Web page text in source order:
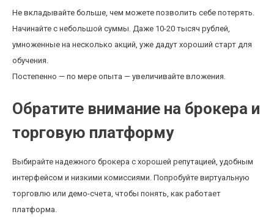
Не вкладывайте больше, чем можете позволить себе потерять.
Начинайте с небольшой суммы. Даже 10-20 тысяч рублей,
умноженные на несколько акций, уже дадут хороший старт для
обучения.
Постепенно — по мере опыта — увеличивайте вложения.
Обратите внимание на брокера и
торговую платформу
Выбирайте надежного брокера с хорошей репутацией, удобным
интерфейсом и низкими комиссиями. Попробуйте виртуальную
торговлю или демо-счета, чтобы понять, как работает
платформа.